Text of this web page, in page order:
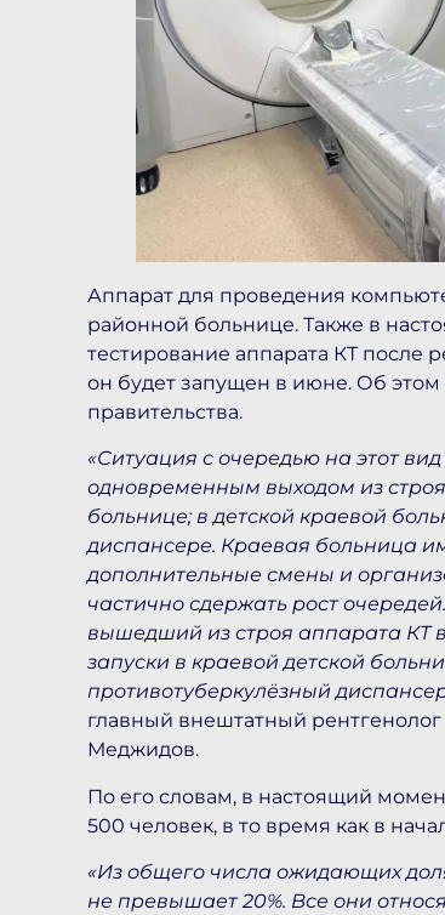
Аппарат для проведения
районной больнице. Также в
тестирование аппарата КТ после
он будет запущен в июне. Об
правительства.
«Ситуация с очередью на этот
одновременным выходом из
больнице; в детской краевой
диспансере. Краевая больница
дополнительные смены и
частично сдержать рост
вышедший из строя аппарата КТ
запуски в краевой детской
противотуберкулёзный
главный внештатный
Меджидов.
По его словам, в настоящий
500 человек, в то время как в
«Из общего числа ожидающих
не превышает 20%. Все они